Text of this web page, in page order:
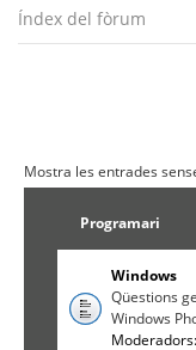
Índex del fòrum
Mostra les entrades
Programari
Windows
Qüestions
Windows
Moderadors: